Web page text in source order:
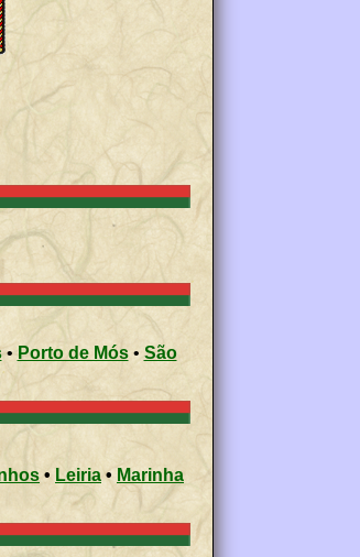
• Porto de Mós• São
• Leiria• Marinha